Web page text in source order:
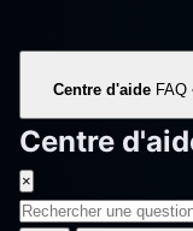
Centre d'aide FAQ
Centre
×